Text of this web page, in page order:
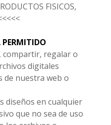
FISICOS,
PERMITIDO
compartir, regalar o
digitales
de nuestra web o
diseños en cualquier
que no sea de uso